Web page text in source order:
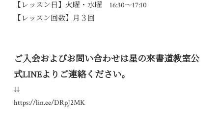
【レッスン日】火曜・水曜 16:30〜17:10
【レッスン回数】月３回
ご入会およびお問い合わせは星の來書道教室公
式LINEよりご連絡ください。
↓↓
https://lin.ee/DRpJ2MK